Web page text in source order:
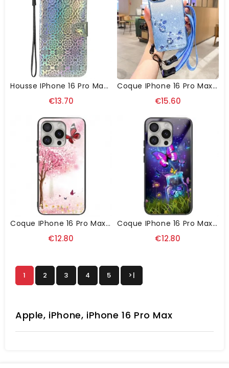
Housse IPhone 16 Pro Max Style Disco
€13.70
Coque IPhone 16 Pro Max Fleurs Et Strass À Lanière KADEM
€15.60
Coque IPhone 16 Pro Max Verre Trempé Cerisiers En Fleurs
€12.80
Coque IPhone 16 Pro Max Verre Trempé Bouteille Et Papillons
€12.80
1 2 3 4 5 >|
Apple, iPhone, iPhone 16 Pro Max